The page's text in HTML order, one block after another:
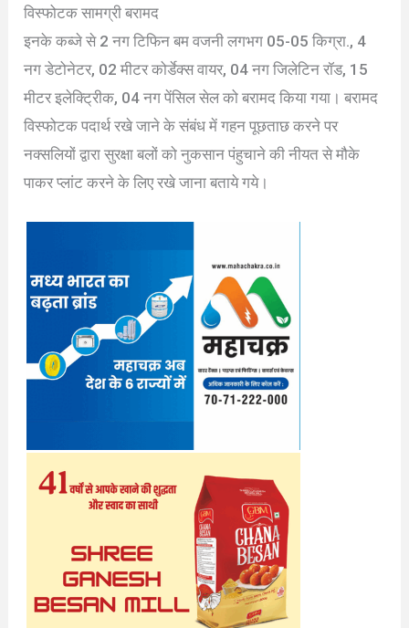
विस्फोटक सामग्री बरामद
इनके कब्जे से 2 नग टिफिन बम वजनी लगभग 05-05 किग्रा., 4
नग डेटोनेटर, 02 मीटर कोर्डेक्स वायर, 04 नग जिलेटिन रॉड, 15
मीटर इलेक्ट्रिीक, 04 नग पेंसिल सेल को बरामद किया गया। बरामद
विस्फोटक पदार्थ रखे जाने के संबंध में गहन पूछताछ करने पर
नक्सलियों द्वारा सुरक्षा बलों को नुकसान पंहुचाने की नीयत से मौके
पाकर प्लांट करने के लिए रखे जाना बताये गये।